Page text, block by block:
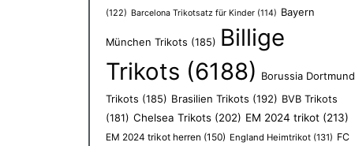
(122) Barcelona Trikotsatz für Kinder (114) Bayern
München Trikots (185) Billige
Trikots (6188) Borussia Dortmund
Trikots (185) Brasilien Trikots (192) BVB Trikots
(181) Chelsea Trikots (202) EM 2024 trikot (213)
EM 2024 trikot herren (150) England Heimtrikot (131) FC